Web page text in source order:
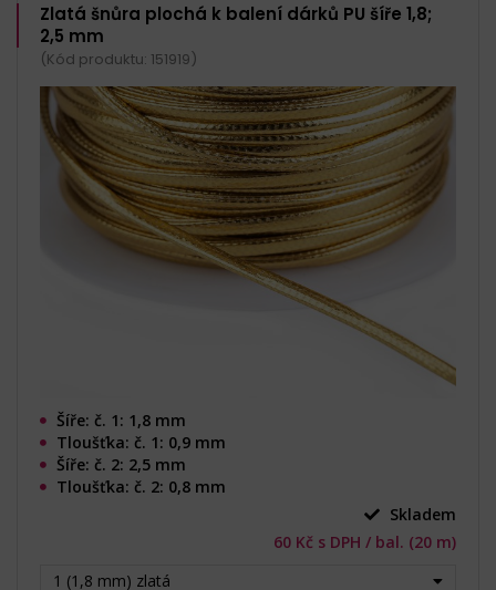
Zlatá šnůra plochá k balení dárků PU šíře 1,8;
2,5 mm
(Kód produktu: 151919)
Šíře: č. 1: 1,8 mm
Tloušťka: č. 1: 0,9 mm
Šíře: č. 2: 2,5 mm
Tloušťka: č. 2: 0,8 mm
Skladem
60 Kč s DPH / bal. (20 m)
1 (1,8 mm) zlatá